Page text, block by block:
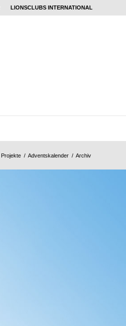
LIONSCLUBS INTERNATIONAL
Projekte / Adventskalender / Archiv